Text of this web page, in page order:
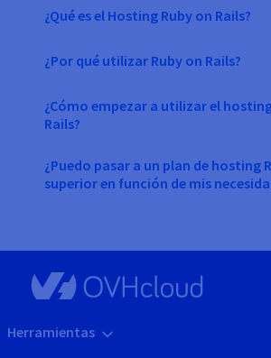
¿Qué es el Hosting Ruby on Rails?
¿Por qué utilizar Ruby on Rails?
¿Cómo empezar a utilizar el
Rails?
¿Puedo pasar a un plan de hosting
superior en función de mis
Herramientas